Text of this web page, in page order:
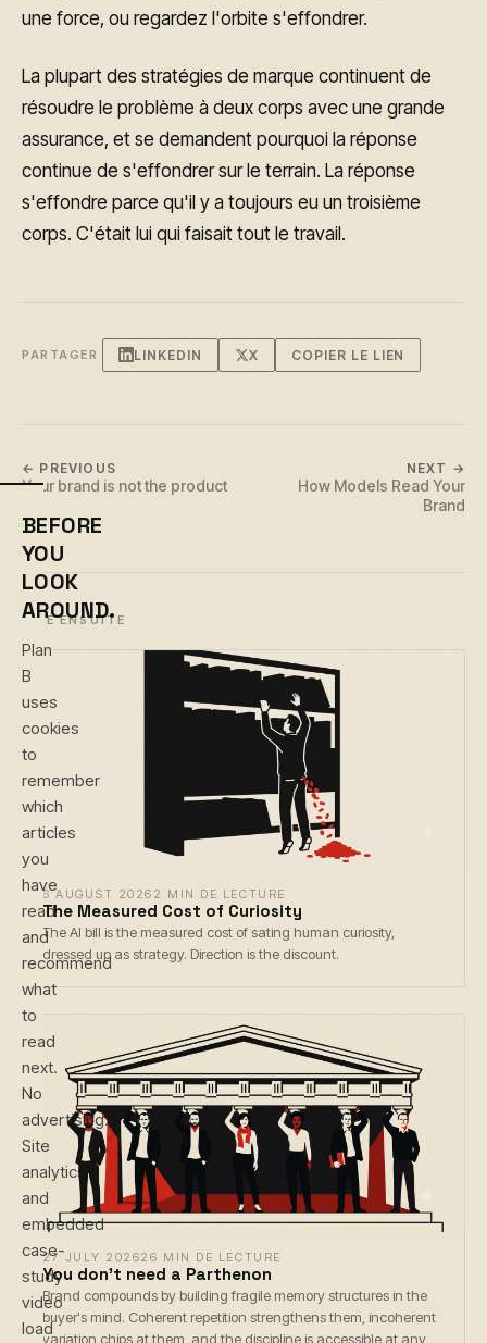
une force, ou regardez l'orbite s'effondrer.
La plupart des stratégies de marque continuent de
résoudre le problème à deux corps avec une grande
assurance, et se demandent pourquoi la réponse
continue de s'effondrer sur le terrain. La réponse
s'effondre parce qu'il y a toujours eu un troisième
corps. C'était lui qui faisait tout le travail.
PARTAGER LINKEDIN X COPIER LE LIEN
← PREVIOUS
Your brand is not the product
NEXT →
How Models Read Your
Brand
LIRE ENSUITE
6 AUGUST 2026 2 MIN DE LECTURE
The Measured Cost of Curiosity
The AI bill is the measured cost of sating human curiosity,
dressed up as strategy. Direction is the discount.
27 JULY 202626 MIN DE LECTURE
You don't need a Parthenon
Brand compounds by building fragile memory structures in the
buyer's mind. Coherent repetition strengthens them, incoherent
variation chips at them, and the discipline is accessible at any
BEFORE
YOU
LOOK
AROUND.
Plan
B
uses
cookies
to
remember
which
articles
you
have
read
and
recommend
what
to
read
next.
No
advertising.
Site
analytics
and
embedded
case-
study
video
load